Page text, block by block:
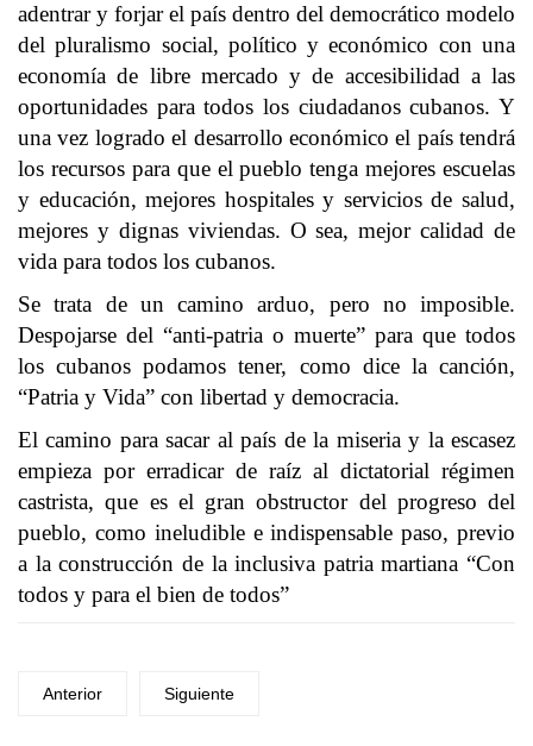
adentrar y forjar el país dentro del democrático modelo
del pluralismo social, político y económico con una
economía de libre mercado y de accesibilidad a las
oportunidades para todos los ciudadanos cubanos. Y
una vez logrado el desarrollo económico el país tendrá
los recursos para que el pueblo tenga mejores escuelas
y educación, mejores hospitales y servicios de salud,
mejores y dignas viviendas. O sea, mejor calidad de
vida para todos los cubanos.
Se trata de un camino arduo, pero no imposible.
Despojarse del “anti-patria o muerte” para que todos
los cubanos podamos tener, como dice la canción,
“Patria y Vida” con libertad y democracia.
El camino para sacar al país de la miseria y la escasez
empieza por erradicar de raíz al dictatorial régimen
castrista, que es el gran obstructor del progreso del
pueblo, como ineludible e indispensable paso, previo
a la construcción de la inclusiva patria martiana “Con
todos y para el bien de todos”
Anterior Siguiente